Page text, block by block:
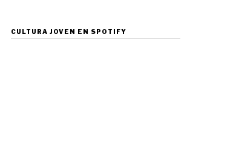
CULTURA JOVEN EN SPOTIFY